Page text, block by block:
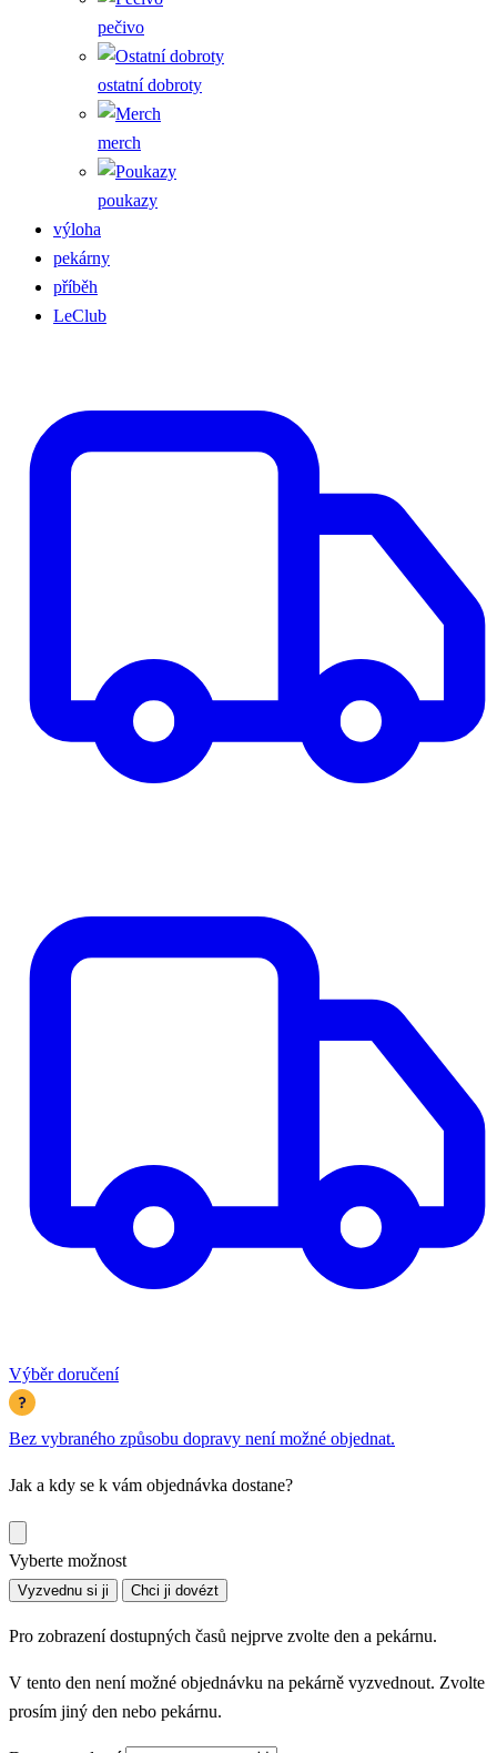
pečivo
ostatní dobroty
merch
poukazy
výloha
pekárny
příběh
LeClub
Výběr doručení
Bez vybraného způsobu dopravy není možné objednat.
Jak a kdy se k vám objednávka dostane?
Vyberte možnost
Vyzvednu si ji Chci ji dovézt
Pro zobrazení dostupných časů nejprve zvolte den a pekárnu.
V tento den není možné objednávku na pekárně vyzvednout. Zvolte
prosím jiný den nebo pekárnu.